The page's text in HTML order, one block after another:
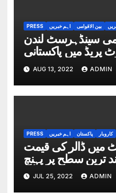
PRESS اہم خبریں بین الاقوامی
رائل ملٹری اکیڈمی سینڈہرسٹ لندن
پریڈ میں پاکستانی
چیف کی بطور مہمان خصوصی
شرکت
AUG 13, 2022 ADMIN
PRESS اہم خبریں پاکستان کاروبار
میں ڈالر کی قیمت
ترین سطح پر پہنچ
گیا JUL 25, 2022 ADMIN